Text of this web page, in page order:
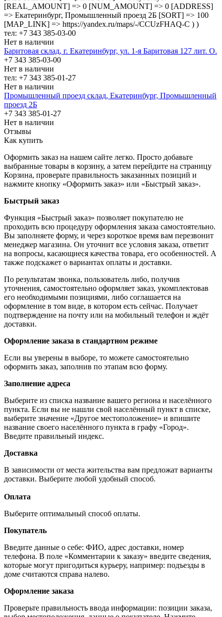
[REAL_AMOUNT] => 0 [NUM_AMOUNT] => 0 [ADDRESS]
=> Екатеринбург, Промышленный проезд 2Б [SORT] => 100
[MAP_LINK] => https://yandex.ru/maps/-/CCUzFHAQ-C ) )
тел: +7 343 385-03-00
Нет в наличии
Баритовая склад, г. Екатеринбург, ул. 1-я Баритовая 127 лит. О.
+7 343 385-03-00
Нет в наличии
тел: +7 343 385-01-27
Нет в наличии
Промышленный проезд cклад, Екатеринбург, Промышленный
проезд 2Б
+7 343 385-01-27
Нет в наличии
Отзывы
Как купить
Оформить заказ на нашем сайте легко. Просто добавьте
выбранные товары в корзину, а затем перейдите на страницу
Корзина, проверьте правильность заказанных позиций и
нажмите кнопку «Оформить заказ» или «Быстрый заказ».
Быстрый заказ
Функция «Быстрый заказ» позволяет покупателю не
проходить всю процедуру оформления заказа самостоятельно.
Вы заполняете форму, и через короткое время вам перезвонит
менеджер магазина. Он уточнит все условия заказа, ответит
на вопросы, касающиеся качества товара, его особенностей. А
также подскажет о вариантах оплаты и доставки.
По результатам звонка, пользователь либо, получив
уточнения, самостоятельно оформляет заказ, укомплектовав
его необходимыми позициями, либо соглашается на
оформление в том виде, в котором есть сейчас. Получает
подтверждение на почту или на мобильный телефон и ждёт
доставки.
Оформление заказа в стандартном режиме
Если вы уверены в выборе, то можете самостоятельно
оформить заказ, заполнив по этапам всю форму.
Заполнение адреса
Выберите из списка название вашего региона и населённого
пункта. Если вы не нашли свой населённый пункт в списке,
выберите значение «Другое местоположение» и впишите
название своего населённого пункта в графу «Город».
Введите правильный индекс.
Доставка
В зависимости от места жительства вам предложат варианты
доставки. Выберите любой удобный способ.
Оплата
Выберите оптимальный способ оплаты.
Покупатель
Введите данные о себе: ФИО, адрес доставки, номер
телефона. В поле «Комментарии к заказу» введите сведения,
которые могут пригодиться курьеру, например: подъезды в
доме считаются справа налево.
Оформление заказа
Проверьте правильность ввода информации: позиции заказа,